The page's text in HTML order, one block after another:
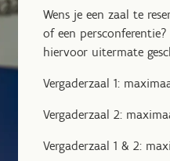
Wens je een zaal te
of een
hiervoor uitermate
Vergaderzaal 1:
Vergaderzaal 2:
Vergaderzaal 1 & 2: